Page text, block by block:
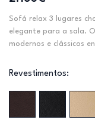
Sofá relax 3 lugares
elegante para a sala.
modernos e clássicos
Revestimentos: